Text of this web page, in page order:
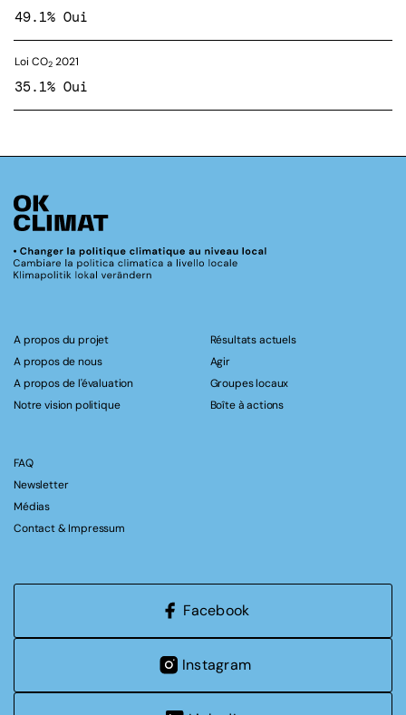
49.1% Oui
Loi CO2 2021
35.1% Oui
A propos du projet
A propos de nous
A propos de l'évaluation
Notre vision politique
Résultats actuels
Agir
Groupes locaux
Boîte à actions
FAQ
Newsletter
Médias
Contact & Impressum
Facebook
Instagram